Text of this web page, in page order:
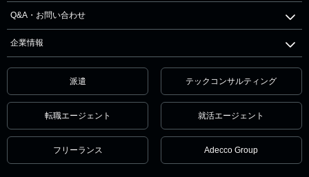
Q&A・お問い合わせ
企業情報
派遣 テックコンサルティング
転職エージェント 就活エージェント
フリーランス Adecco Group